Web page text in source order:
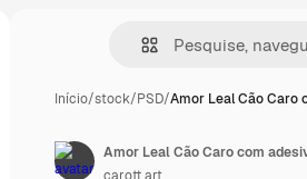
Início/stock/PSD/Amor Leal Cão Caro
Amor Leal Cão Caro com